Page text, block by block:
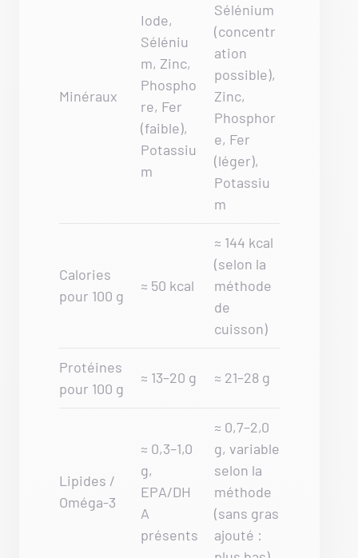
Minéraux
Iode,
Séléniu
m, Zinc,
Phospho
re, Fer
(faible),
Potassiu
m
Sélénium
(concentr
ation
possible),
Zinc,
Phosphor
e, Fer
(léger),
Potassiu
m
Calories
pour 100 g
≈ 50 kcal
≈ 144 kcal
(selon la
méthode
de
cuisson)
Protéines
pour 100 g
≈ 13–20 g ≈ 21–28 g
Lipides /
Oméga-3
≈ 0,3–1,0
g,
EPA/DH
A
présents
≈ 0,7–2,0
g, variable
selon la
méthode
(sans gras
ajouté :